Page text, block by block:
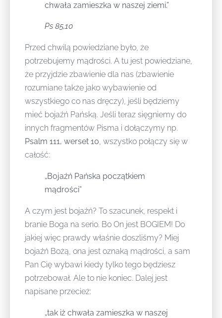
chwała zamieszka w naszej ziemi.”
Ps 85,10
Przed chwilą powiedziane było, że
potrzebujemy mądrości. A tu jest powiedziane,
że przyjdzie zbawienie dla nas (zbawienie
rozumiane także jako wybawienie od
wszystkiego co nas dręczy), jeśli będziemy
mieć bojaźń Pańską. Jeśli teraz sięgniemy do
innych fragmentów Pisma i dołączymy np.
Psalm 111, werset 10, wszystko połączy się w
całość:
„Bojaźń Pańska początkiem
mądrości”
A czym jest bojaźń? To szacunek, respekt i
branie Boga na serio. Bo On jest BOGIEM! Do
jakiej więc prawdy właśnie doszliśmy? Miej
bojaźń Bożą, ona jest oznaką mądrości, a sam
Pan Cię wybawi kiedy tylko tego będziesz
potrzebował. Ale to nie koniec. Dalej jest
napisane przecież:
„tak iż chwała zamieszka w naszej